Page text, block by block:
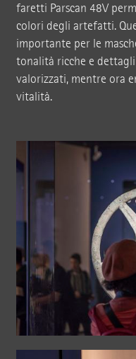
faretti Parscan 48V
colori degli artefatti.
importante per le
tonalità ricche e
valorizzati, mentre ora
vitalità.